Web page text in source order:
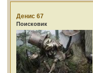
Денис 67
Поисковик